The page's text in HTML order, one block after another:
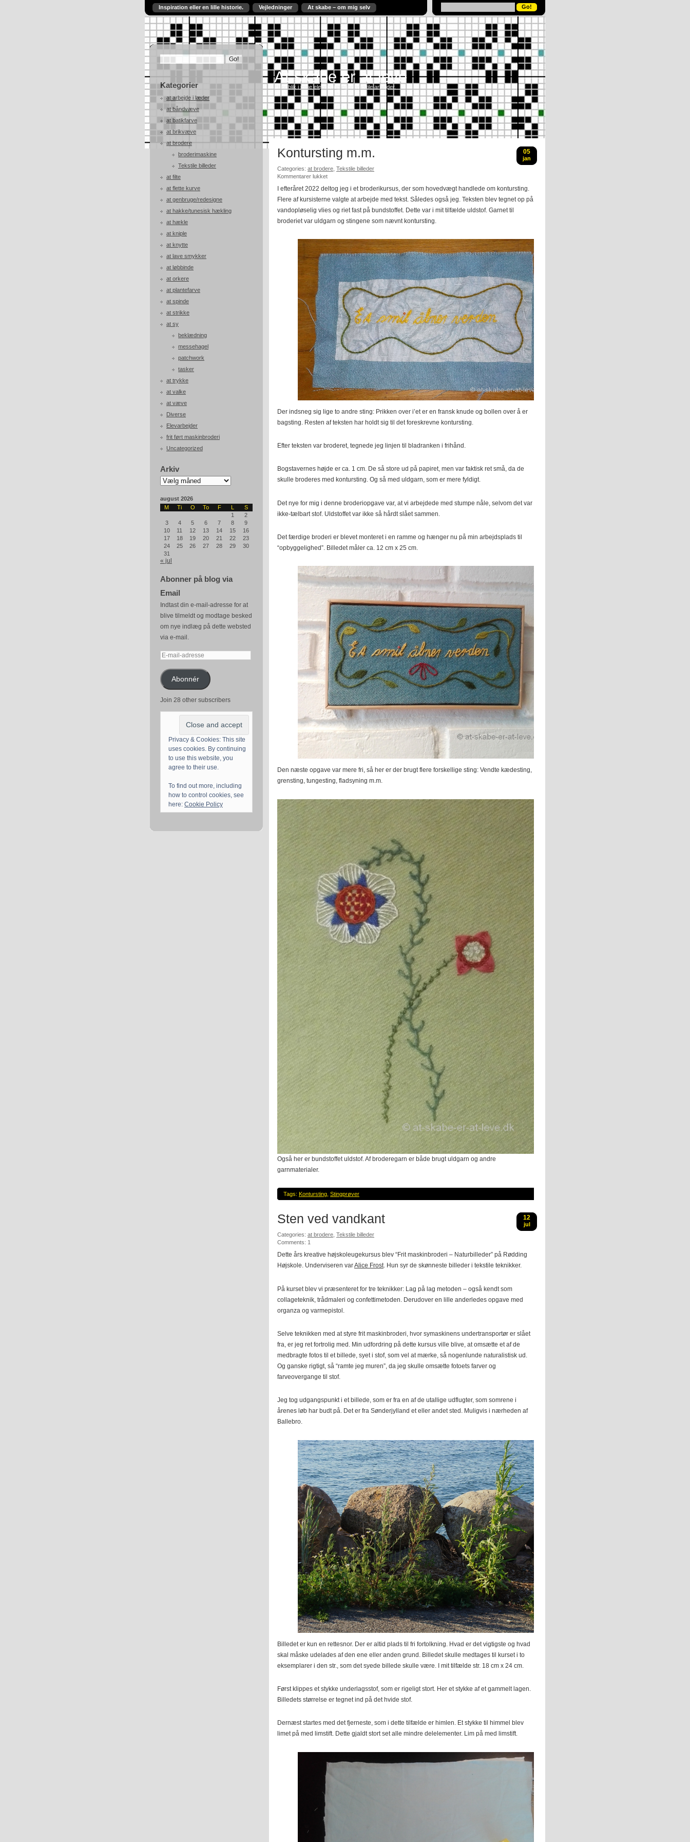
Inspiration eller en lille historie. Vejledninger At skabe – om mig selv
Kategorier
at arbejde i læder
at båndvæve
at batikfarve
at brikvæve
at brodere
broderimaskine
Tekstile billeder
at filte
at flette kurve
at genbruge/redesigne
at hakke/tunesisk hækling
at hækle
at kniple
at knytte
at lave smykker
at løbbinde
at orkere
at plantefarve
at spinde
at strikke
at sy
beklædning
messehagel
patchwork
tasker
at trykke
at valke
at væve
Diverse
Elevarbejder
frit ført maskinbroderi
Uncategorized
Arkiv
Arkiv
august 2026
M
Ti O To F L
S
1
2
3
4 5 6 7 8
9
10
11 12 13 14 15
16
17
18 19 20 21 22
23
24
25 26 27 28 29
30
31
« jul
Abonner på blog via
Email
Indtast din e-mail-adresse for at
blive tilmeldt og modtage besked
om nye indlæg på dette websted
via e-mail.
E-
adresseAbonnér
Join 28 other subscribers
Privacy & Cookies: This site
uses cookies. By continuing
to use this website, you
agree to their use.
To find out more, including
how to control cookies, see
here: Cookie Policy
At skabe er at leve
Et indblik i mine elevers og egne tekstile arbejder.
Kontursting m.m. 05
jan
Categories: at brodere Tekstile billeder
Kommentarer lukkettil
m.m.
I efteråret 2022 deltog jeg i et broderikursus, der som hovedvægt handlede om kontursting.
Flere af kursisterne valgte at arbejde med tekst. Således også jeg. Teksten blev tegnet op på
vandopløselig vlies og riet fast på bundstoffet. Dette var i mit tilfælde uldstof. Garnet til
broderiet var uldgarn og stingene som nævnt kontursting.
Der indsneg sig lige to andre sting: Prikken over i’et er en fransk knude og bollen over å er
bagsting. Resten af teksten har holdt sig til det foreskrevne kontursting.
Efter teksten var broderet, tegnede jeg linjen til bladranken i frihånd.
Bogstavernes højde er ca. 1 cm. De så store ud på papiret, men var faktisk ret små, da de
skulle broderes med kontursting. Og så med uldgarn, som er mere fyldigt.
Det nye for mig i denne broderiopgave var, at vi arbejdede med stumpe nåle, selvom det var
ikke-tælbart stof. Uldstoffet var ikke så hårdt slået sammen.
Det færdige broderi er blevet monteret i en ramme og hænger nu på min arbejdsplads til
“opbyggelighed”. Billedet måler ca. 12 cm x 25 cm.
Den næste opgave var mere fri, så her er der brugt flere forskellige sting: Vendte kædesting,
grensting, tungesting, fladsyning m.m.
Også her er bundstoffet uldstof. Af broderegarn er både brugt uldgarn og andre
garnmaterialer.
Tags: Kontursting Stingprøver
Sten ved vandkant 12
jul
Categories: at brodere Tekstile billeder
Comments: 1
Dette års kreative højskoleugekursus blev “Frit maskinbroderi – Naturbilleder” på Rødding
Højskole. Underviseren varAlice Frost. Hun syr de skønneste billeder i tekstile teknikker.
På kurset blev vi præsenteret for tre teknikker: Lag på lag metoden – også kendt som
collageteknik, trådmaleri og confettimetoden. Derudover en lille anderledes opgave med
organza og varmepistol.
Selve teknikken med at styre frit maskinbroderi, hvor symaskinens undertransportør er slået
fra, er jeg ret fortrolig med. Min udfordring på dette kursus ville blive, at omsætte et af de
medbragte fotos til et billede, syet i stof, som vel at mærke, så nogenlunde naturalistisk ud.
Og ganske rigtigt, så “ramte jeg muren”, da jeg skulle omsætte fotoets farver og
farveovergange til stof.
Jeg tog udgangspunkt i et billede, som er fra en af de utallige udflugter, som somrene i
årenes løb har budt på. Det er fra Sønderjylland et eller andet sted. Muligvis i nærheden af
Ballebro.
Billedet er kun en rettesnor. Der er altid plads til fri fortolkning. Hvad er det vigtigste og hvad
skal måske udelades af den ene eller anden grund. Billedet skulle medtages til kurset i to
eksemplarer i den str., som det syede billede skulle være. I mit tilfælde str. 18 cm x 24 cm.
Først klippes et stykke underlagsstof, som er rigeligt stort. Her et stykke af et gammelt lagen.
Billedets størrelse er tegnet ind på det hvide stof.
Dernæst startes med det fjerneste, som i dette tilfælde er himlen. Et stykke til himmel blev
limet på med limstift. Dette gjaldt stort set alle mindre delelementer. Lim på med limstift.